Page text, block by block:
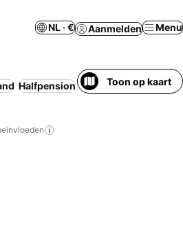
NL · € Aanmelden Menu
Halfpension Resort Wifi
Toon op kaart